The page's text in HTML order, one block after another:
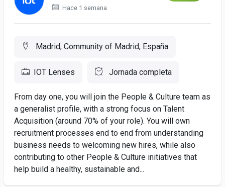
Hace 1 semana
Madrid, Community of Madrid, España
IOT Lenses Jornada completa
From day one, you will join the People & Culture team as
a generalist profile, with a strong focus on Talent
Acquisition (around 70% of your role). You will own
recruitment processes end to end from understanding
business needs to welcoming new hires, while also
contributing to other People & Culture initiatives that
help build a healthy, sustainable and...